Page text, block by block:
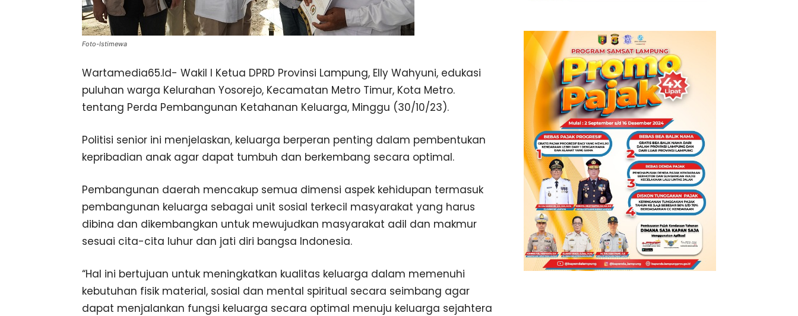
Foto-Istimewa
Wartamedia65.Id- Wakil I Ketua DPRD Provinsi Lampung, Elly Wahyuni, edukasi
puluhan warga Kelurahan Yosorejo, Kecamatan Metro Timur, Kota Metro.
tentang Perda Pembangunan Ketahanan Keluarga, Minggu (30/10/23).
Politisi senior ini menjelaskan, keluarga berperan penting dalam pembentukan
kepribadian anak agar dapat tumbuh dan berkembang secara optimal.
Pembangunan daerah mencakup semua dimensi aspek kehidupan termasuk
pembangunan keluarga sebagai unit sosial terkecil masyarakat yang harus
dibina dan dikembangkan untuk mewujudkan masyarakat adil dan makmur
sesuai cita-cita luhur dan jati diri bangsa Indonesia.
“Hal ini bertujuan untuk meningkatkan kualitas keluarga dalam memenuhi
kebutuhan fisik material, sosial dan mental spiritual secara seimbang agar
dapat menjalankan fungsi keluarga secara optimal menuju keluarga sejahtera